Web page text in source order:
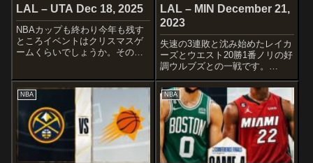
LAL – UTA Dec 18, 2025
NBAカップも終わり今年も残す
ところイベントはクリスマスゲ
ームくらいでしょうか。その後
STARTERSLOS ANGELES
LAKERSStarting us off
tonight@T...
LAL – MIN December 21,
2023
失速の3連敗と沈み始めたレイカ
ーズとウエスト20勝1番ノリの好
調ウルブズとの一戦です。
STARTERSLOS ANGELES
LAKERSRui HachimuraAnthony
DavisCam ReddishTaurean
Prince...
NBA NBA